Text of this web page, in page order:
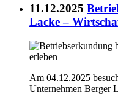
11.12.2025
Lacke –
Am 04.12.2025
Unternehmen Berger